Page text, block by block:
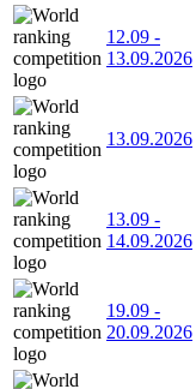
12.09 -
13.09.2026
13.09.2026
13.09 -
14.09.2026
19.09 -
20.09.2026